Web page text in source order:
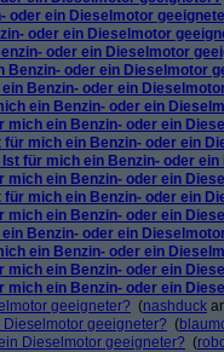
oder ein Dieselmotor
oder ein Dieselmotor
oder ein Dieselmotor
Benzin- oder ein Dieselmotor
Benzin- oder ein
ein Benzin- oder ein
mich ein Benzin- oder ein
für mich ein Benzin- oder ein
Ist für mich ein Benzin- oder
mich ein Benzin- oder ein
für mich ein Benzin- oder ein
mich ein Benzin- oder ein
Benzin- oder ein
ein Benzin- oder ein
mich ein Benzin- oder ein
mich ein Benzin- oder ein
geeigneter? (nashduck
geeigneter? (
Dieselmotor geeigneter? (